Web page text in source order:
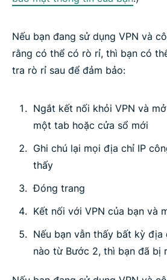
Nếu bạn đang sử dụng VPN và
rằng có thể có rò rỉ, thì bạn có
tra rò rỉ sau để đảm bảo:
Ngắt kết nối khỏi VPN và
một tab hoặc cửa sổ mới
Ghi chú lại mọi địa chỉ IP
thấy
Đóng trang
Kết nối với VPN của bạn và
Nếu bạn vẫn thấy bất kỳ địa
nào từ Bước 2, thì bạn đã bị